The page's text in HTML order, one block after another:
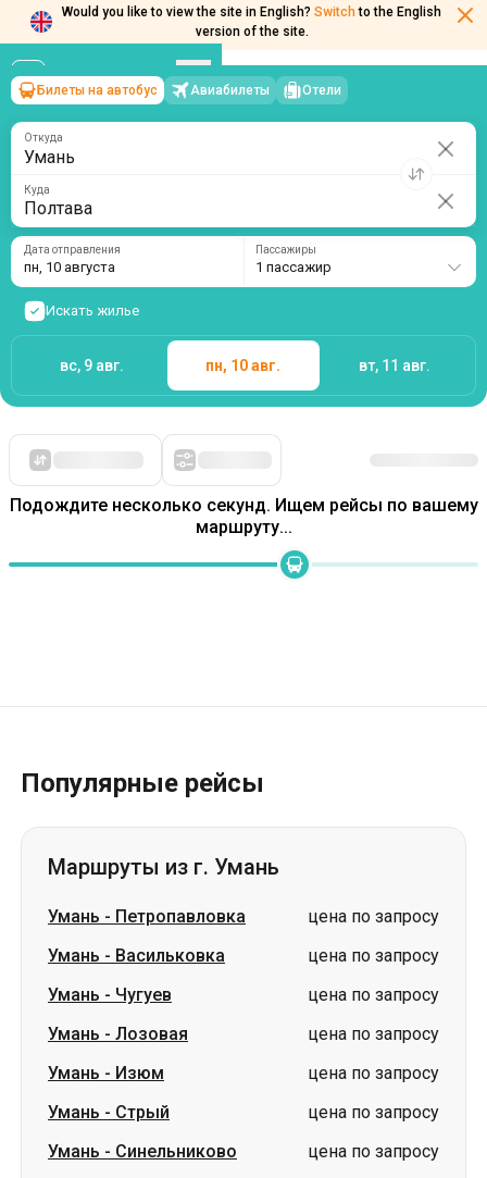
Would you like to view the site in English? Switch to the English
version of the site.
Умань
Билеты на автобус Авиабилеты Отели
Куда
Дата отправления
пн, 10 августа
Искать жилье
Подождите несколько секунд. Ищем рейсы по вашему
маршруту...
Популярные рейсы
Маршруты из г. Умань
Умань - Петропавловка
цена по запросу
Умань - Васильковка
цена по запросу
Умань - Чугуев
цена по запросу
Умань - Лозовая
цена по запросу
Умань - Изюм
цена по запросу
Умань - Стрый
цена по запросу
Умань - Синельниково
цена по запросу